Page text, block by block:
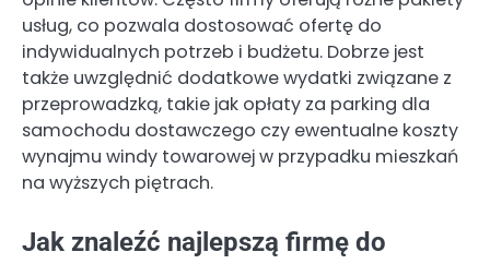
usług, co pozwala dostosować ofertę do
indywidualnych potrzeb i budżetu. Dobrze jest
także uwzględnić dodatkowe wydatki związane z
przeprowadzką, takie jak opłaty za parking dla
samochodu dostawczego czy ewentualne koszty
wynajmu windy towarowej w przypadku mieszkań
na wyższych piętrach.
Jak znaleźć najlepszą firmę do